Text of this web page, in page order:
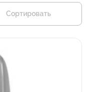
Сортировать